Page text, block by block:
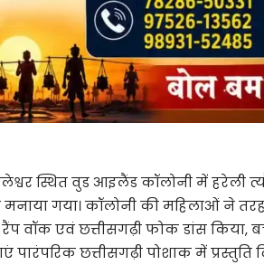
स्थित वुड आइलैंड कॉलोनी में हरेली
गया। कॉलोनी की महिलाओं ने
वॉक एवं छत्तीसगढ़ी फोक डांस किया,
पारंपरिक छत्तीसगढ़ी पोशाक में प्रस्तुति